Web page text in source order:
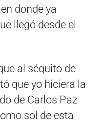
donde ya
llegó desde el
al séquito de
que yo hiciera la
de Carlos Paz
sol de esta